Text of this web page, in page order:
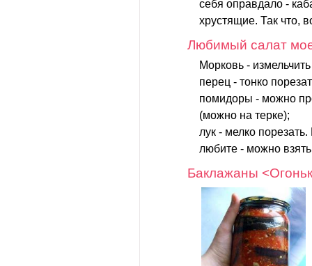
себя оправдало -
хрустящие. Так что,
Любимый салат
Морковь -
перец - тонко
помидоры - можно
(можно на терке);
лук - мелко
любите - можно
Баклажаны